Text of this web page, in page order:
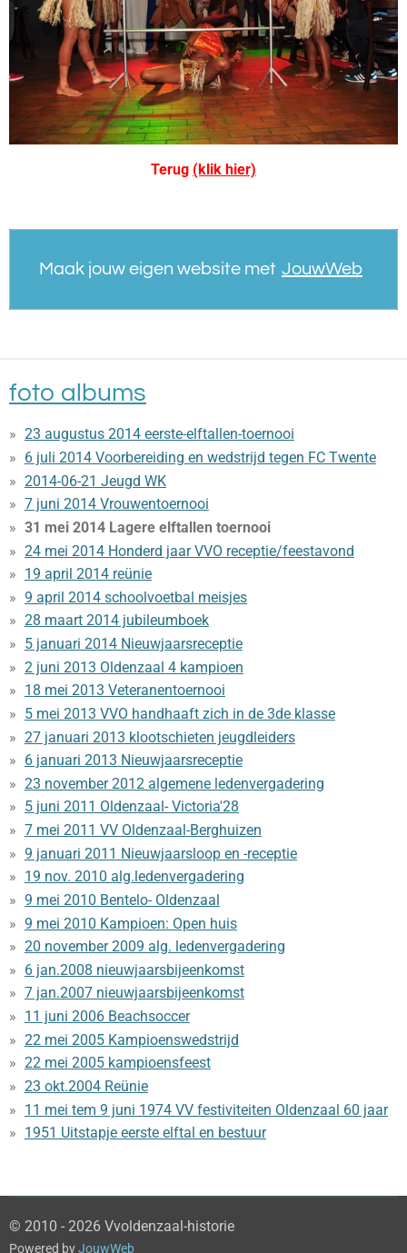
Terug (klik hier)
Maak jouw eigen website met JouwWeb
foto albums
23 augustus 2014 eerste-elftallen-toernooi
6 juli 2014 Voorbereiding en wedstrijd tegen FC Twente
2014-06-21 Jeugd WK
7 juni 2014 Vrouwentoernooi
31 mei 2014 Lagere elftallen toernooi
24 mei 2014 Honderd jaar VVO receptie/feestavond
19 april 2014 reünie
9 april 2014 schoolvoetbal meisjes
28 maart 2014 jubileumboek
5 januari 2014 Nieuwjaarsreceptie
2 juni 2013 Oldenzaal 4 kampioen
18 mei 2013 Veteranentoernooi
5 mei 2013 VVO handhaaft zich in de 3de klasse
27 januari 2013 klootschieten jeugdleiders
6 januari 2013 Nieuwjaarsreceptie
23 november 2012 algemene ledenvergadering
5 juni 2011 Oldenzaal- Victoria'28
7 mei 2011 VV Oldenzaal-Berghuizen
9 januari 2011 Nieuwjaarsloop en -receptie
19 nov. 2010 alg.ledenvergadering
9 mei 2010 Bentelo- Oldenzaal
9 mei 2010 Kampioen: Open huis
20 november 2009 alg. ledenvergadering
6 jan.2008 nieuwjaarsbijeenkomst
7 jan.2007 nieuwjaarsbijeenkomst
11 juni 2006 Beachsoccer
22 mei 2005 Kampioenswedstrijd
22 mei 2005 kampioensfeest
23 okt.2004 Reünie
11 mei tem 9 juni 1974 VV festiviteiten Oldenzaal 60 jaar
1951 Uitstapje eerste elftal en bestuur
© 2010 - 2026 Vvoldenzaal-historie
Powered byJouwWeb